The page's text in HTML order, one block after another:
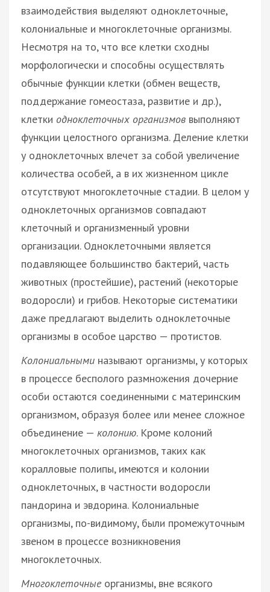
взаимодействия выделяют одноклеточные,
колониальные и многоклеточные организмы.
Несмотря на то, что все клетки сходны
морфологически и способны осуществлять
обычные функции клетки (обмен веществ,
поддержание гомеостаза, развитие и др.),
клетки одноклеточных организмов выполняют
функции целостного организма. Деление клетки
у одноклеточных влечет за собой увеличение
количества особей, а в их жизненном цикле
отсутствуют многоклеточные стадии. В целом у
одноклеточных организмов совпадают
клеточный и организменный уровни
организации. Одноклеточными является
подавляющее большинство бактерий, часть
животных (простейшие), растений (некоторые
водоросли) и грибов. Некоторые систематики
даже предлагают выделить одноклеточные
организмы в особое царство — протистов.
Колониальными называют организмы, у которых
в процессе бесполого размножения дочерние
особи остаются соединенными с материнским
организмом, образуя более или менее сложное
объединение — колонию. Кроме колоний
многоклеточных организмов, таких как
коралловые полипы, имеются и колонии
одноклеточных, в частности водоросли
пандорина и эвдорина. Колониальные
организмы, по-видимому, были промежуточным
звеном в процессе возникновения
многоклеточных.
Многоклеточные организмы, вне всякого